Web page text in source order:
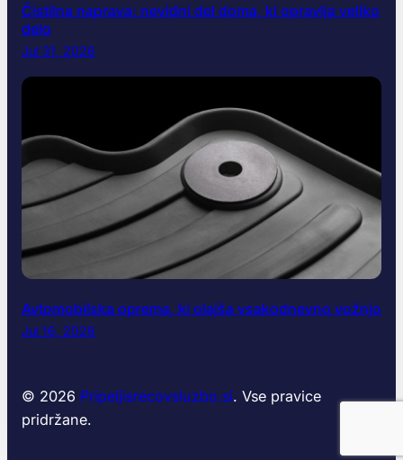
Čistilna naprava: nevidni del doma, ki opravlja veliko
delo
Jul 31, 2026
Avtomobilska oprema, ki olajša vsakodnevno vožnjo
Jul 16, 2026
© 2026 Pripeljisrecovsluzbo.si. Vse pravice
pridržane.